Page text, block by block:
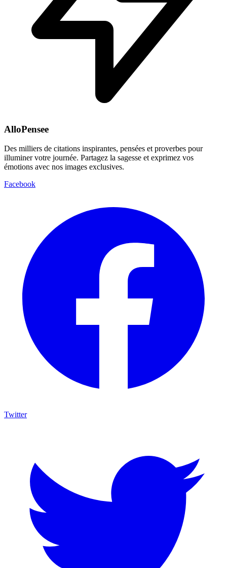
AlloPensee
Des milliers de citations inspirantes, pensées et proverbes pour
illuminer votre journée. Partagez la sagesse et exprimez vos
émotions avec nos images exclusives.
Facebook
Twitter